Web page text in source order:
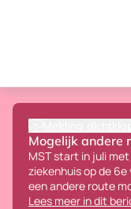
Mogelijk andere
MST start in juli
ziekenhuis op de 6e
een andere route
Lees meer in dit